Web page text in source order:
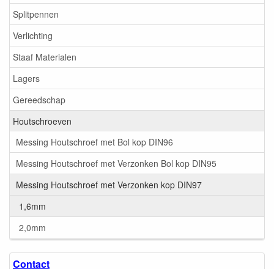
Splitpennen
Verlichting
Staaf Materialen
Lagers
Gereedschap
Houtschroeven
Messing Houtschroef met Bol kop DIN96
Messing Houtschroef met Verzonken Bol kop DIN95
Messing Houtschroef met Verzonken kop DIN97
1,6mm
2,0mm
Contact